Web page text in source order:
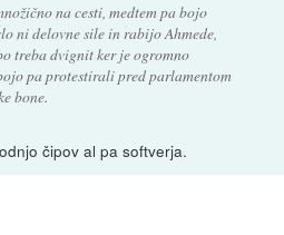
na cesti, medtem pa bojo
ni delovne sile in rabijo Ahmede,
treba dvignit ker je ogromno
pa protestirali pred parlamentom
bone.
čipov al pa softverja.